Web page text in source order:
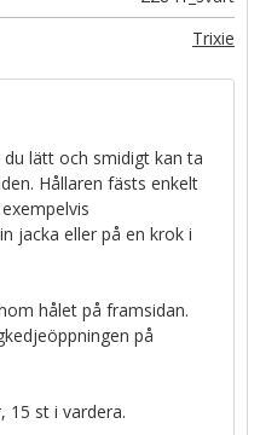
Trixie
lätt och smidigt kan ta
Hållaren fästs enkelt
jacka eller på en krok i
hålet på framsidan.
på
15 st i vardera.